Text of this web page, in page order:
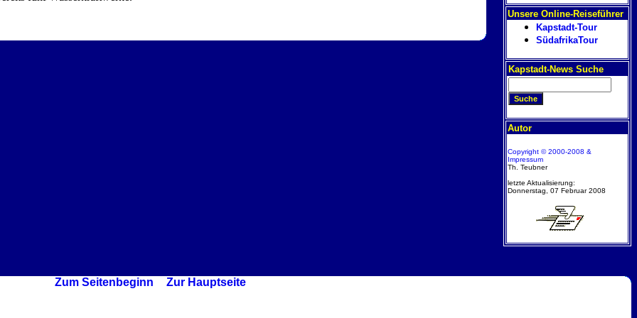
Unsere Online-Reiseführer
Kapstadt-Tour
SüdafrikaTour
Kapstadt-News Suche
Autor
Copyright © 2000-2008 &
Impressum
Th. Teubner
letzte Aktualisierung:
Donnerstag, 07 Februar 2008
Zum Seitenbeginn Zur Hauptseite